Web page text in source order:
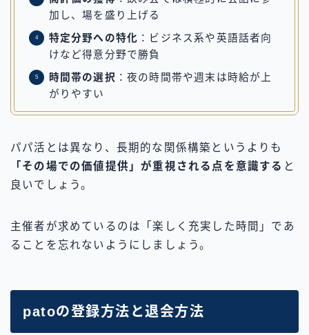
加し、場を盛り上げる
特定分野への特化 ：ビジネス系や英語話者向
けなど得意分野で勝負
時間帯の選択 ：夜の時間帯や週末は時給が上
がりやすい
パパ活とは異なり、長期的な関係構築というよりも
「その場での価値提供」が重視される点を意識する と
良いでしょう。
主催者が求めているのは「楽しく充実した時間」であ
ることを忘れないようにしましょう。
patoの登録方法と退会方法